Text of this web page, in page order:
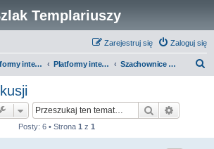
Templariuszy
Zaloguj się
Zarejestruj się
Platformy interaktywne Szlaku Templariuszy Platformy interaktywne - Średniowiecze Szachownice na średniowiecznych kościołach granitowych
Szukaj
Posty: 6 • Strona 1 z 1